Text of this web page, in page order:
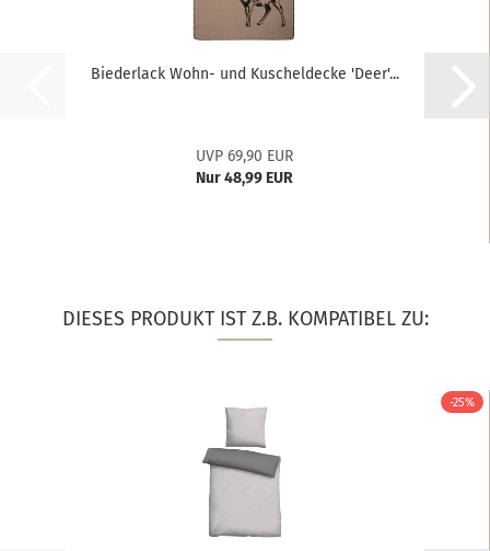
Biederlack Wohn- und Kuscheldecke 'Deer'...
UVP 69,90 EUR
Nur 48,99 EUR
DIESES PRODUKT IST Z.B. KOMPATIBEL ZU:
-25%